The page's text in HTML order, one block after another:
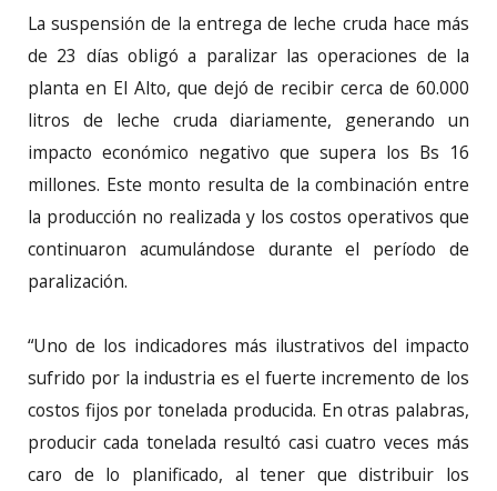
La suspensión de la entrega de leche cruda hace más
de 23 días obligó a paralizar las operaciones de la
planta en El Alto, que dejó de recibir cerca de 60.000
litros de leche cruda diariamente, generando un
impacto económico negativo que supera los Bs 16
millones. Este monto resulta de la combinación entre
la producción no realizada y los costos operativos que
continuaron acumulándose durante el período de
paralización.
“Uno de los indicadores más ilustrativos del impacto
sufrido por la industria es el fuerte incremento de los
costos fijos por tonelada producida. En otras palabras,
producir cada tonelada resultó casi cuatro veces más
caro de lo planificado, al tener que distribuir los